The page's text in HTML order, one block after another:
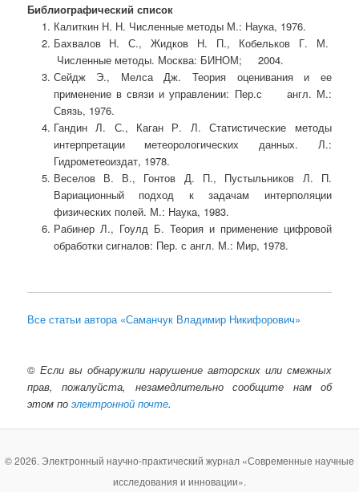
Библиографический список
Калиткин Н. Н. Численные методы М.: Наука, 1976.
Бахвалов Н. С., Жидков Н. П., Кобельков Г. М.
Численные методы. Москва: БИНОМ; 2004.
Сейдж Э., Мелса Дж. Теория оценивания и ее
применение в связи и управлении: Пер.с англ. М.:
Связь, 1976.
Гандин Л. С., Каган Р. Л. Статистические методы
интерпретации метеорологических данных. Л.:
Гидрометеоиздат, 1978.
Веселов В. В., Гонтов Д. П., Пустыльников Л. П.
Вариационный подход к задачам интерполяции
физических полей. М.: Наука, 1983.
Рабинер Л., Гоулд Б. Теория и применение цифровой
обработки сигналов: Пер. с англ. М.: Мир, 1978.
Все статьи автора «Саманчук Владимир Никифорович»
© Если вы обнаружили нарушение авторских или смежных
прав, пожалуйста, незамедлительно сообщите нам об
этом поэлектронной почте.
© 2026. Электронный научно-практический журнал «Современные научные
исследования и инновации».